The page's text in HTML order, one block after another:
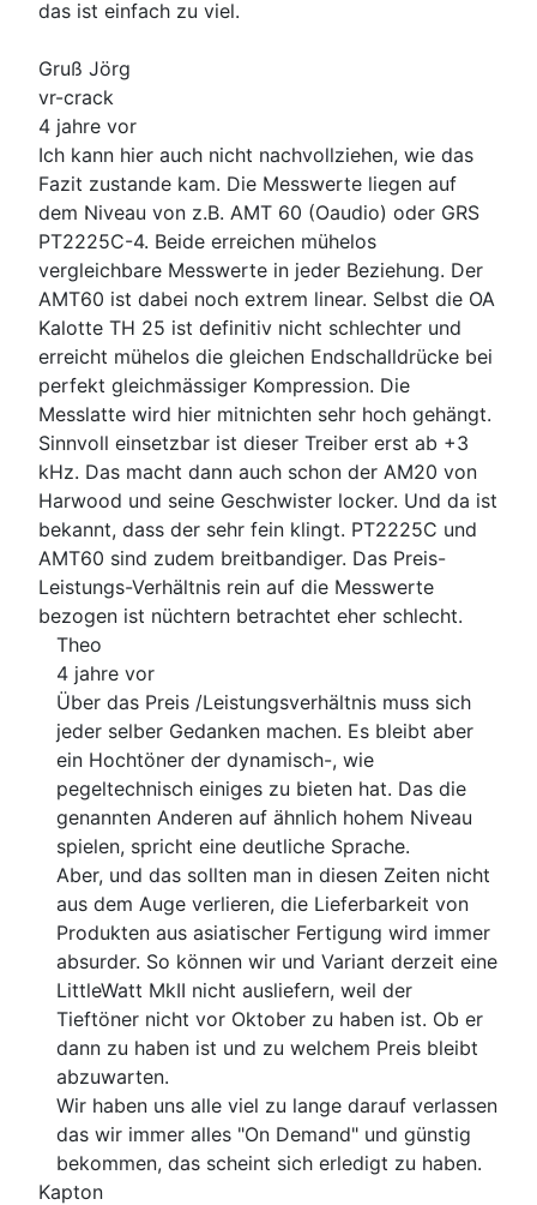
das ist einfach zu viel.
Gruß Jörg
vr-crack
4 jahre vor
Ich kann hier auch nicht nachvollziehen, wie das
Fazit zustande kam. Die Messwerte liegen auf
dem Niveau von z.B. AMT 60 (Oaudio) oder GRS
PT2225C-4. Beide erreichen mühelos
vergleichbare Messwerte in jeder Beziehung. Der
AMT60 ist dabei noch extrem linear. Selbst die OA
Kalotte TH 25 ist definitiv nicht schlechter und
erreicht mühelos die gleichen Endschalldrücke bei
perfekt gleichmässiger Kompression. Die
Messlatte wird hier mitnichten sehr hoch gehängt.
Sinnvoll einsetzbar ist dieser Treiber erst ab +3
kHz. Das macht dann auch schon der AM20 von
Harwood und seine Geschwister locker. Und da ist
bekannt, dass der sehr fein klingt. PT2225C und
AMT60 sind zudem breitbandiger. Das Preis-
Leistungs-Verhältnis rein auf die Messwerte
bezogen ist nüchtern betrachtet eher schlecht.
Theo
4 jahre vor
Über das Preis /Leistungsverhältnis muss sich
jeder selber Gedanken machen. Es bleibt aber
ein Hochtöner der dynamisch-, wie
pegeltechnisch einiges zu bieten hat. Das die
genannten Anderen auf ähnlich hohem Niveau
spielen, spricht eine deutliche Sprache.
Aber, und das sollten man in diesen Zeiten nicht
aus dem Auge verlieren, die Lieferbarkeit von
Produkten aus asiatischer Fertigung wird immer
absurder. So können wir und Variant derzeit eine
LittleWatt MkII nicht ausliefern, weil der
Tieftöner nicht vor Oktober zu haben ist. Ob er
dann zu haben ist und zu welchem Preis bleibt
abzuwarten.
Wir haben uns alle viel zu lange darauf verlassen
das wir immer alles "On Demand" und günstig
bekommen, das scheint sich erledigt zu haben.
Kapton